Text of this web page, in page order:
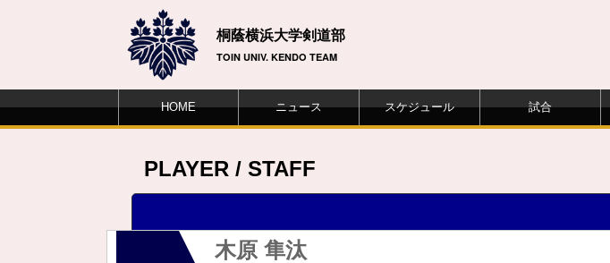
桐蔭横浜大学剣道部
TOIN UNIV. KENDO TEAM
HOME ニュース スケジュール 試合
PLAYER / STAFF
木原 隼汰